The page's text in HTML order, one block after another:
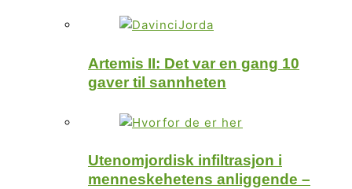
Artemis II: Det var en gang 10
gaver til sannheten
Utenomjordisk infiltrasjon i
menneskehetens anliggende –